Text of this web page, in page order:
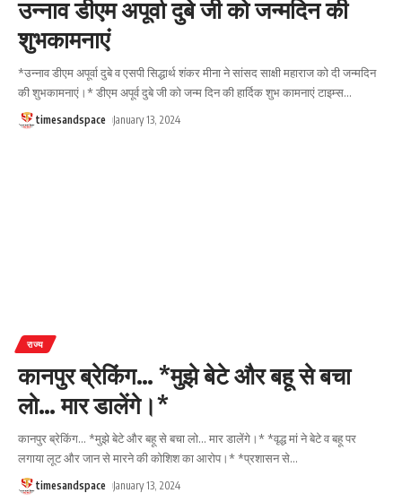
उन्नाव डीएम अपूर्वा दुबे जी को जन्मदिन की
शुभकामनाएं
*उन्नाव डीएम अपूर्वा दुबे व एसपी सिद्धार्थ शंकर मीना ने सांसद साक्षी महाराज को दी जन्मदिन
की शुभकामनाएं।* डीएम अपूर्व दुबे जी को जन्म दिन की हार्दिक शुभ कामनाएं टाइम्स…
timesandspace January 13, 2024
राज्य
कानपुर ब्रेकिंग… *मुझे बेटे और बहू से बचा
लो… मार डालेंगे।*
कानपुर ब्रेकिंग... *मुझे बेटे और बहू से बचा लो... मार डालेंगे।* *वृद्ध मां ने बेटे व बहू पर
लगाया लूट और जान से मारने की कोशिश का आरोप।* *प्रशासन से…
timesandspace January 13, 2024